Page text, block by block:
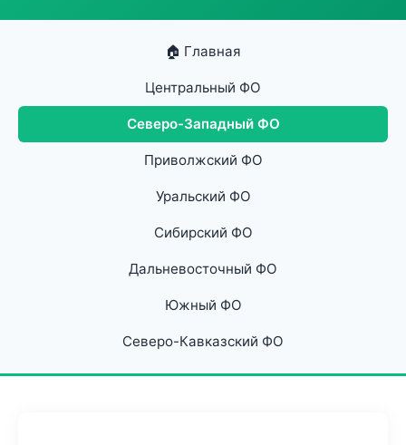
🏠 Главная
Центральный ФО
Северо-Западный ФО
Приволжский ФО
Уральский ФО
Сибирский ФО
Дальневосточный ФО
Южный ФО
Северо-Кавказский ФО